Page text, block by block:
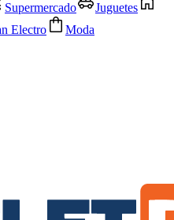
Supermercado
Juguetes
Electro Moda